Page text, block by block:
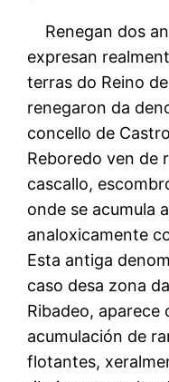
Renegan dos
expresan
terras do Reino
renegaron da
concello de
Reboredo ven de
cascallo,
onde se acumula
analoxicamente
Esta antiga
caso desa zona
Ribadeo, aparece
acumulación de
flotantes,